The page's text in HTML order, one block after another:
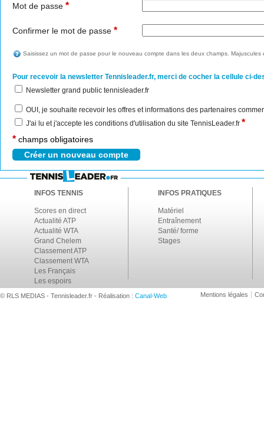
Mot de passe *
Confirmer le mot de passe *
Saisissez un mot de passe pour le nouveau compte dans les deux champs. Majuscules
Pour recevoir la newsletter Tennisleader.fr, merci de cocher la cellule ci-
Newsletter grand public tennisleader.fr
OUI, je souhaite recevoir les offres et informations des partenaires
J'ai lu et j'accepte les conditions d'utilisation du site TennisLeader.fr *
* champs obligatoires
INFOS TENNIS
Scores en direct
Actualité ATP
Actualité WTA
Grand Chelem
Classement ATP
Classement WTA
Les Français
Les espoirs
INFOS PRATIQUES
Matériel
Entraînement
Santé/ forme
Stages
© RLS MEDIAS - Tennisleader.fr - Réalisation : Canal-Web Mentions légales